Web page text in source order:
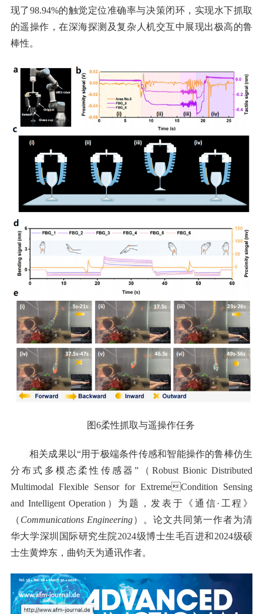
现了98.94%的触觉定位准确率与决策闭环，实现水下抓取
的遥操作，在深海探测及复杂人机交互中展现出极高的鲁
棒性。
图6柔性抓取与遥操作任务
相关成果以“用于极端条件传感和智能操作的鲁棒仿生
分布式多模态柔性传感器”（Robust Bionic Distributed
Multimodal Flexible Sensor for ExtremeCondition Sensing
and Intelligent Operation）为题，发表于《通信·工程》
（ Communications Engineering）。论文共同第一作者为清
华大学深圳国际研究生院2024级博士生毛百进和2024级硕
士生黄烨东，曲钧天为通讯作者。